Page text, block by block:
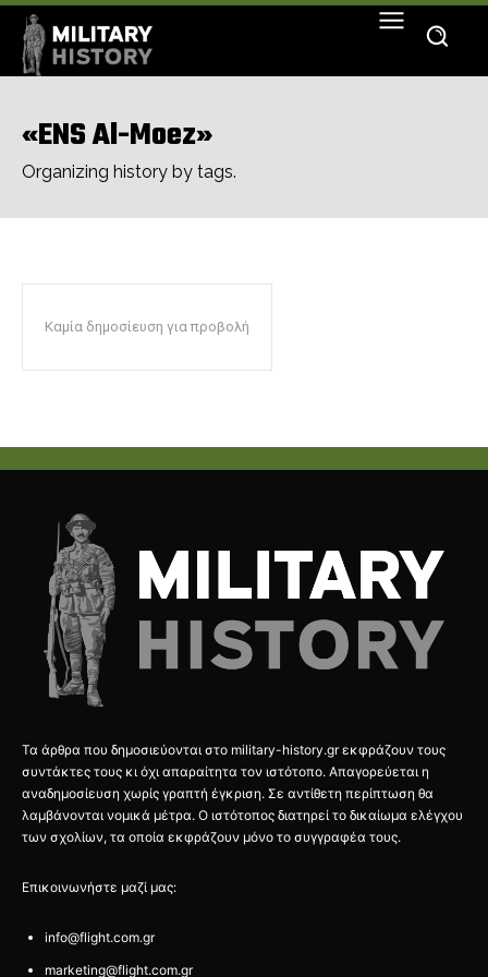
«ENS Al-Moez»
Organizing history by tags.
Καμία δημοσίευση για προβολή
Τα άρθρα που δημοσιεύονται στο military-history.gr εκφράζουν τους
συντάκτες τους κι όχι απαραίτητα τον ιστότοπο. Απαγορεύεται η
αναδημοσίευση χωρίς γραπτή έγκριση. Σε αντίθετη περίπτωση θα
λαμβάνονται νομικά μέτρα. Ο ιστότοπος διατηρεί το δικαίωμα ελέγχου
των σχολίων, τα οποία εκφράζουν μόνο το συγγραφέα τους.
Επικοινωνήστε μαζί μας:
info@flight.com.gr
marketing@flight.com.gr